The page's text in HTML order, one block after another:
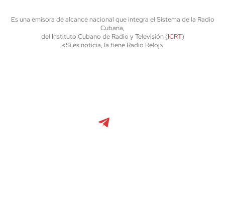
Es una emisora de alcance nacional que integra el Sistema de la Radio
Cubana,
del Instituto Cubano de Radio y Televisión (ICRT)
«Si es noticia, la tiene Radio Reloj»